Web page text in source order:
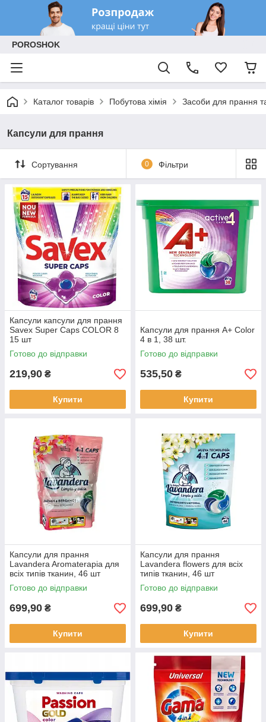
POROSHOK
Каталог товарів Побутова хімія Засоби для прання
Капсули для прання
Сортування 0 Фільтри
Капсули капсули для прання
Savex Super Caps COLOR 8
15 шт
Готово до відправки
219,90 ₴
Купити
Капсули для прання А+ Color
4 в 1, 38 шт.
Готово до відправки
535,50 ₴
Купити
Капсули для прання
Lavandera Aromaterapia для
всіх типів тканин, 46 шт
Готово до відправки
699,90 ₴
Купити
Капсули для прання
Lavandera flowers для всіх
типів тканин, 46 шт
Готово до відправки
699,90 ₴
Купити